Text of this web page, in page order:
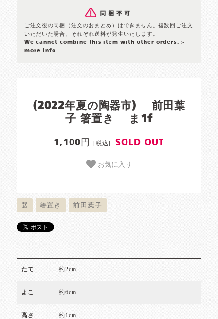
ご注文後の同梱（注文のおまとめ）はできません。複数回ご注文
いただいた場合、それぞれ送料が発生いたします。
We cannot combine this item with other orders. >
more info
(2022年夏の陶器市) 前田葉
子 箸置き ま1f
1,100円 [税込] SOLD OUT
お気に入り
器 箸置き 前田葉子
たて 約2cm
よこ 約6cm
高さ 約1cm